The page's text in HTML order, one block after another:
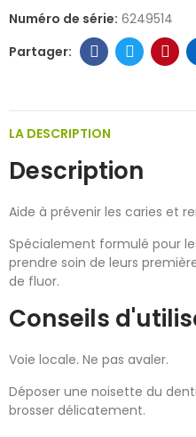
Numéro de série: 6249514
LA DESCRIPTION
Description
Aide à prévenir les caries et
Spécialement formulé pour
prendre soin de leurs
de fluor.
Conseils
Voie locale. Ne pas avaler.
Déposer une noisette du
brosser délicatement.